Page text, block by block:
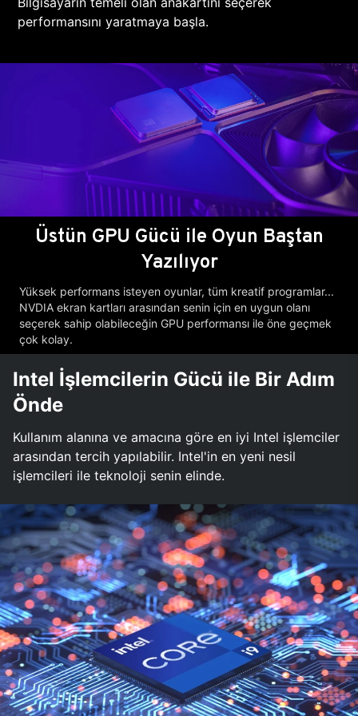
performansını yaratmaya başla.
Üstün GPU Gücü ile Oyun Baştan
Yazılıyor
Yüksek performans isteyen oyunlar, tüm kreatif programlar...
NVDIA ekran kartları arasından senin için en uygun olanı
seçerek sahip olabileceğin GPU performansı ile öne geçmek
çok kolay.
Intel İşlemcilerin Gücü ile Bir Adım
Önde
Kullanım alanına ve amacına göre en iyi Intel işlemciler
arasından tercih yapılabilir. Intel'in en yeni nesil
işlemcileri ile teknoloji senin elinde.